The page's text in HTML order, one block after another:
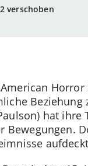
verschoben
hat